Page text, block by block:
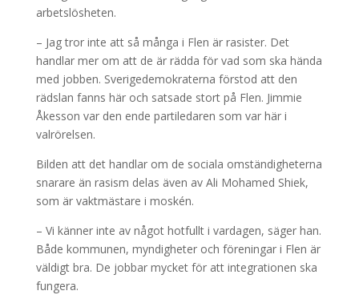
arbetslösheten.
– Jag tror inte att så många i Flen är rasister. Det
handlar mer om att de är rädda för vad som ska hända
med jobben. Sverigedemokraterna förstod att den
rädslan fanns här och satsade stort på Flen. Jimmie
Åkesson var den ende partiledaren som var här i
valrörelsen.
Bilden att det handlar om de sociala omständigheterna
snarare än rasism delas även av Ali Mohamed Shiek,
som är vaktmästare i moskén.
– Vi känner inte av något hotfullt i vardagen, säger han.
Både kommunen, myndigheter och föreningar i Flen är
väldigt bra. De jobbar mycket för att integrationen ska
fungera.